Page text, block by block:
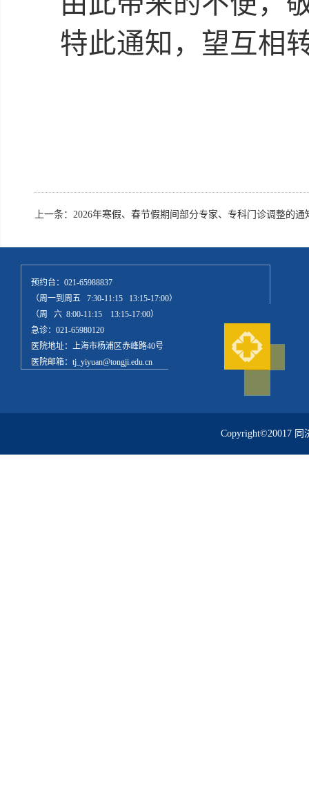
特此通知，望互相
上一条： 2026年寒假、春节假期间部分专家、专科门诊调整的通
预约台：021-65988837
（周一到周五 7:30-11:15 13:15-17:00）
（周 六 8:00-11:15 13:15-17:00）
急诊：021-65980120
医院地址：上海市杨浦区赤峰路40号
医院邮箱：tj_yiyuan@tongji.edu.cn
Copyright©20017 同